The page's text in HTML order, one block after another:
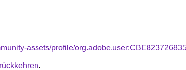
assets/profile/
.